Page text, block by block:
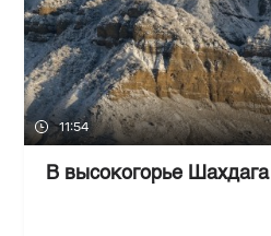
11:54
В высокогорье